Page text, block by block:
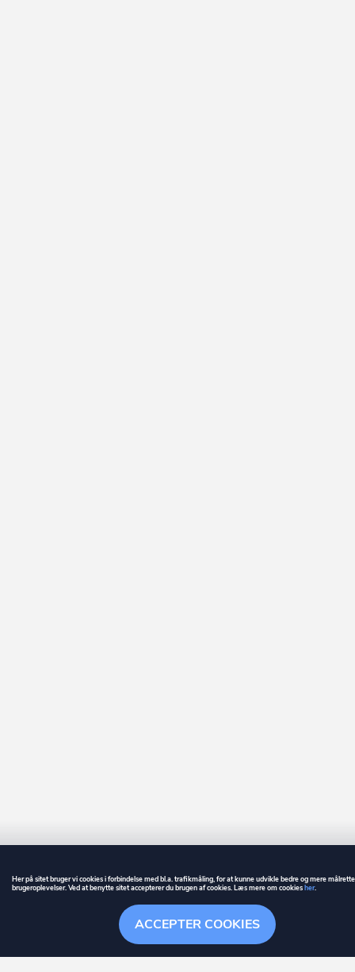
Søgehistorik Menu
GUIDE BETINGELSER
er et registreret varemærke tilhørende ownr ApS – CVR nr.: 36 40 88
Stationsparken 26. 2., 2600 Glostrup, info@ownr.dk
ACCEPTER COOKIES
Her på sitet bruger vi cookies i forbindelse med bl.a. trafikmåling, for at kunne udvikle bedre og mere
brugeroplevelser. Ved at benytte sitet accepterer du brugen af cookies. Læs mere om cookiesher.